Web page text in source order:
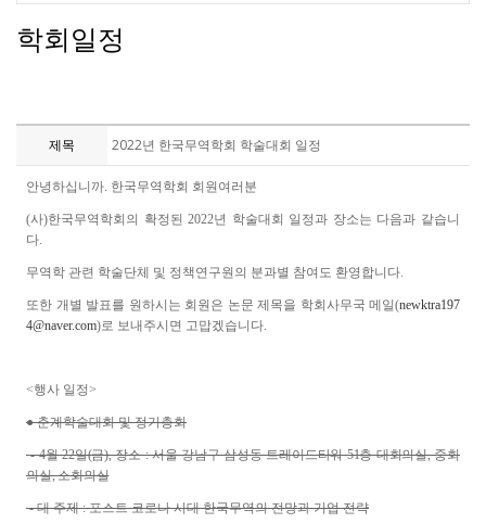
학회일정
제목 2022년 한국무역학회 학술대회 일정
안녕하십니까. 한국무역학회 회원여러분
(사)한국무역학회의 확정된 2022년 학술대회 일정과 장소는 다음과 같습니
다.
무역학 관련 학술단체 및 정책연구원의 분과별 참여도 환영합니다.
또한 개별 발표를 원하시는 회원은 논문 제목을 학회사무국 메일(newktra197
4@naver.com)로 보내주시면 고맙겠습니다.
<행사 일정>
● 춘계학술대회 및 정기총회
- 4월 22일(금), 장소 : 서울 강남구 삼성동 트레이드타워 51층 대회의실, 중회
의실, 소회의실
- 대 주제 : 포스트 코로나 시대 한국무역의 전망과 기업 전략